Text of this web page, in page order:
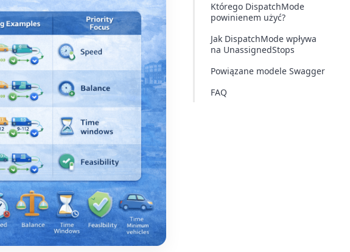
Którego DispatchMode
powinienem użyć?
Jak DispatchMode wpływa
na UnassignedStops
Powiązane modele Swagger
FAQ